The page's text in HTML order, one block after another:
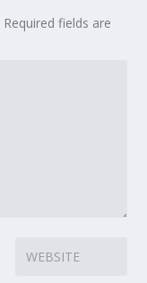
Required fields are